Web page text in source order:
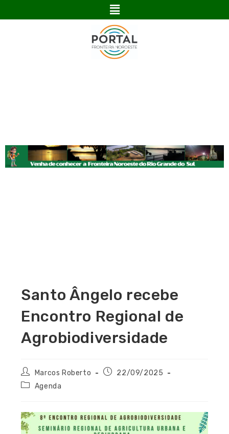
Santo Ângelo recebe
Encontro Regional de
Agrobiodiversidade
Marcos Roberto
22/09/2025
Agenda